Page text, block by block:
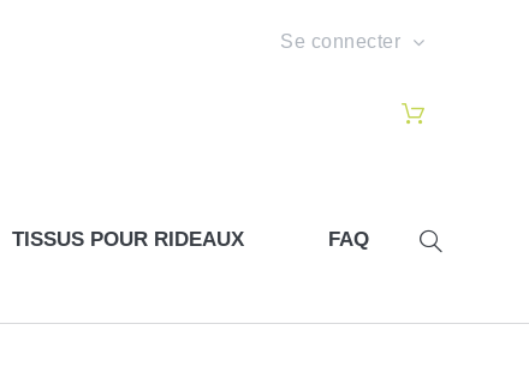
Se connecter
TISSUS POUR RIDEAUX FAQ